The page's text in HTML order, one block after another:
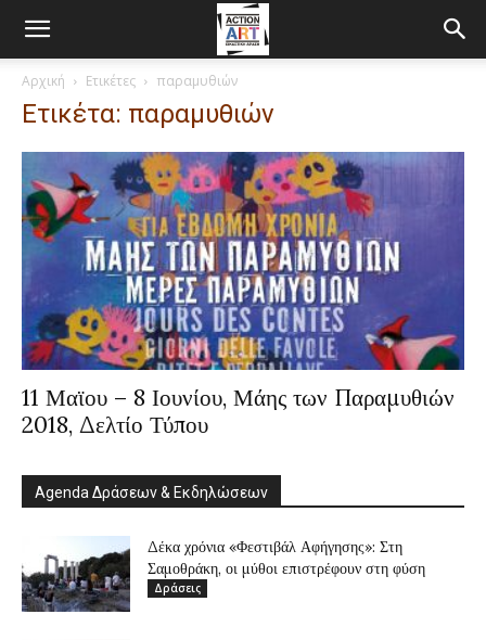
Αρχική Ετικέτες παραμυθιών
Ετικέτα: παραμυθιών
11 Μαϊου – 8 Ιουνίου, Μάης των Παραμυθιών
2018, Δελτίο Τύπου
Agenda Δράσεων & Εκδηλώσεων
Δέκα χρόνια «Φεστιβάλ Αφήγησης»: Στη
Σαμοθράκη, οι μύθοι επιστρέφουν στη φύση
Δράσεις